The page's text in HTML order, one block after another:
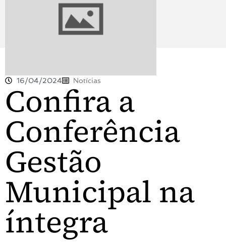
16/04/2024 Notícias
Confira a
Conferência
Gestão
Municipal na
íntegra